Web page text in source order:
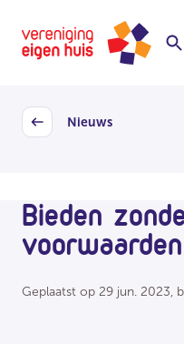
naar
hoofdinhoud
Homepage
Back
Nieuws
Bieden
Geplaatst op 29 jun. 2023,